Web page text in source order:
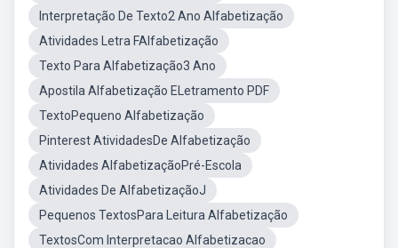
Interpretação De Texto2 Ano Alfabetização
Atividades Letra FAlfabetização
Texto Para Alfabetização3 Ano
Apostila Alfabetização ELetramento PDF
TextoPequeno Alfabetização
Pinterest AtividadesDe Alfabetização
Atividades AlfabetizaçãoPré-Escola
Atividades De AlfabetizaçãoJ
Pequenos TextosPara Leitura Alfabetização
TextosCom Interpretacao Alfabetizacao